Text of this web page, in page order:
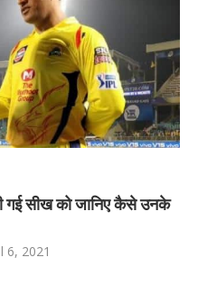
गई सीख को जानिए कैसे उनके
6, 2021